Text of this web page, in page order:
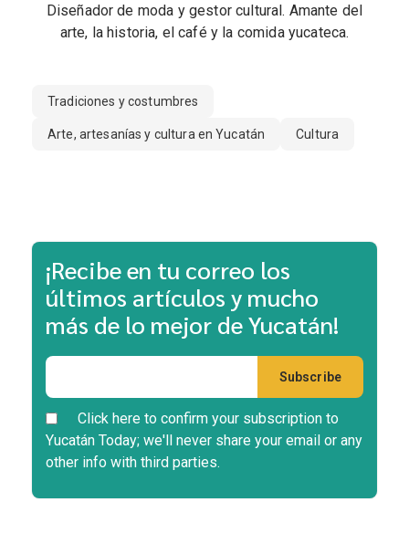
Diseñador de moda y gestor cultural. Amante del
arte, la historia, el café y la comida yucateca.
Tradiciones y costumbres
Arte, artesanías y cultura en Yucatán Cultura
¡Recibe en tu correo los
últimos artículos y mucho
más de lo mejor de Yucatán!
Click here to confirm your subscription to
Yucatán Today; we'll never share your email or any
other info with third parties.